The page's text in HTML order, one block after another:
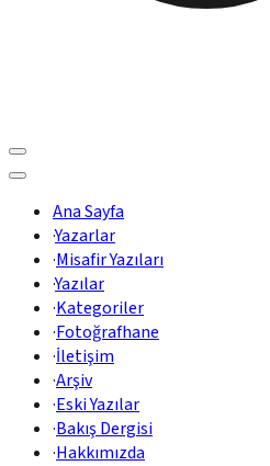
Ana Sayfa
·Yazarlar
·Misafir Yazıları
·Yazılar
·Kategoriler
·Fotoğrafhane
·İletişim
·Arşiv
·Eski Yazılar
·Bakış Dergisi
·Hakkımızda